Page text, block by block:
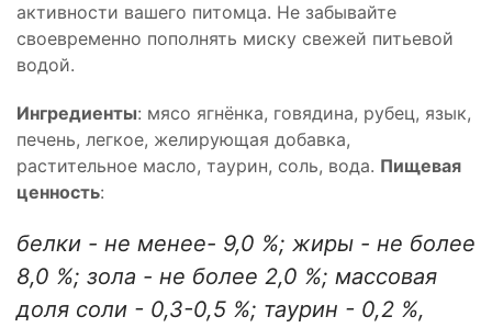
активности вашего питомца. Не забывайте
своевременно пополнять миску свежей питьевой
водой.
Ингредиенты: мясо ягнёнка, говядина, рубец, язык,
печень, легкое, желирующая добавка,
растительное масло, таурин, соль, вода. Пищевая
ценность:
белки - не менее- 9,0 %; жиры - не более
8,0 %; зола - не более 2,0 %; массовая
доля соли - 0,3-0,5 %; таурин - 0,2 %,